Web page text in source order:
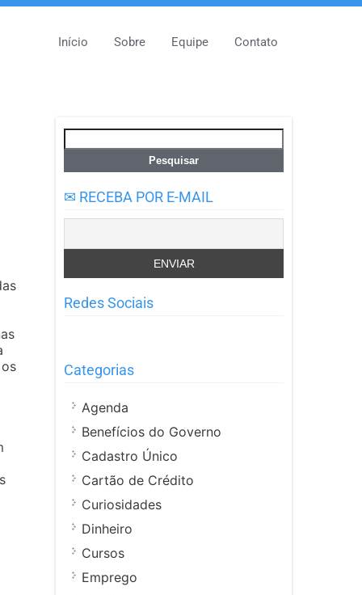
Início Sobre Equipe Contato
por:
✉ RECEBA POR E-MAIL
Redes Sociais
Categorias
Agenda
Benefícios do Governo
Cadastro Único
Cartão de Crédito
Curiosidades
Dinheiro
Cursos
Emprego